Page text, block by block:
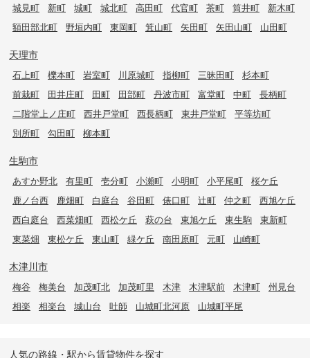
城見町
新町 城町 城北町 高田町 代官町 茶町 筒井町
新木町
額田部北町
野垣内町 東岡町 箕山町 矢田町 矢田山町 山田町
天理市
石上町 櫟本町 岩室町 川原城町 指柳町 三昧田町
杉本町
前栽町
田井庄町 田町 田部町 丹波市町 富堂町 中町
長柄町
二階堂上ノ庄町
西井戸堂町 西長柄町 東井戸堂町
平等坊町
別所町
勾田町 柳本町
生駒市
あすか野北 有里町 壱分町 小瀬町 小明町 小平尾町
桜ケ丘
鹿ノ台西
鹿畑町 白庭台 谷田町 俵口町 辻町 仲之町
西旭ケ丘
西白庭台
西菜畑町 西松ケ丘 萩の台 東旭ケ丘 東生駒
東新町
東菜畑
東松ケ丘 東山町 緑ケ丘 南田原町 元町 山崎町
木津川市
梅谷 梅美台 加茂町北 加茂町里 木津 木津駅前 木津町
州見台
相楽
相楽台 城山台 吐師 山城町北河原 山城町平尾
人気の路線・駅から賃貸物件を探す